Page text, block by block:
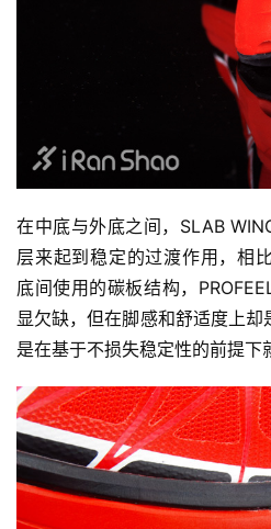
在中底与外底之间，SLAB
层来起到稳定的过渡作用，相
底间使用的碳板结构，
显欠缺，但在脚感和舒适度上
是在基于不损失稳定性的前提下